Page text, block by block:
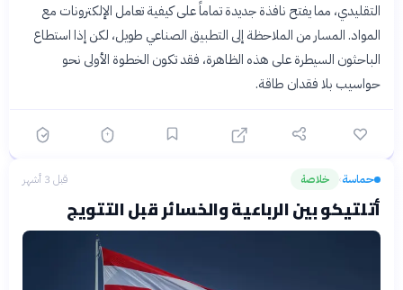
التقليدي، مما يفتح نافذة جديدة تماماً على كيفية تعامل الإلكترونات مع
المواد. المسار من الملاحظة إلى التطبيق الصناعي طويل، لكن إذا استطاع
الباحثون السيطرة على هذه الظاهرة، فقد تكون الخطوة الأولى نحو
حواسيب بلا فقدان طاقة.
حماسة› خلاصة قبل 3 أشهر
أتلتيكو بين الرباعية والخسائر قبل التتويج